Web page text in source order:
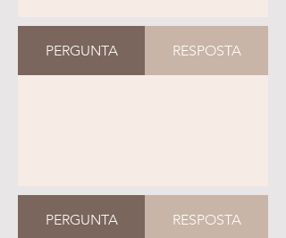
PERGUNTA RESPOSTA
PERGUNTA RESPOSTA